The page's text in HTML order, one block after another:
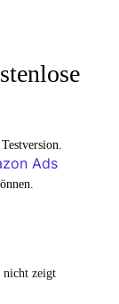
Ads
nicht zeigt